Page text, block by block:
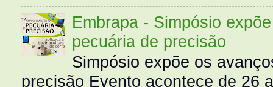
Embrapa - Simpósio
pecuária de precisão
Simpósio expõe os
precisão Evento acontece de 26